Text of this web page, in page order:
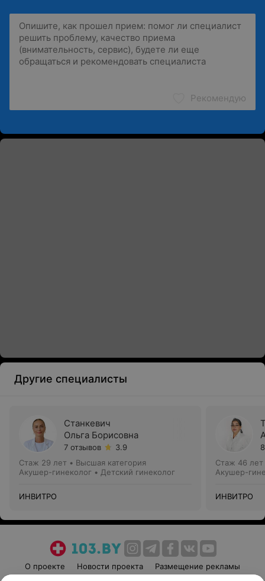
Рекомендую
Другие специалисты
Станкевич
Ольга Борисовна
7 отзывов
3.9
Стаж 29 лет • Высшая категория
Акушер-гинеколог • Детский гинеколог
ИНВИТРО
Стаж 46 лет
Акушер-
ИНВИТРО
О проекте Новости проекта
Размещение рекламы